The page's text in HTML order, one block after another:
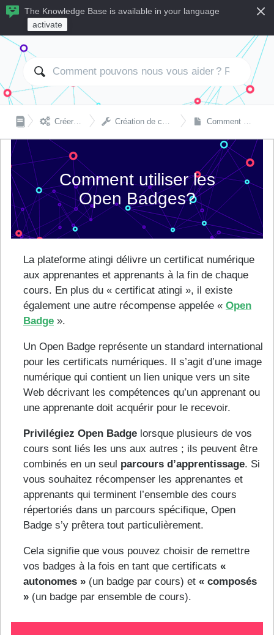
The Knowledge Base is available in your language
activate
 Créer et gérer des cours  Création de cours et paramètres techniques Comment utiliser les Open Badges?
Comment utiliser les
Open Badges?
La plateforme atingi délivre un certificat numérique
aux apprenantes et apprenants à la fin de chaque
cours. En plus du « certificat atingi », il existe
également une autre récompense appelée « Open
Badge ».
Un Open Badge représente un standard international
pour les certificats numériques. Il s’agit d’une image
numérique qui contient un lien unique vers un site
Web décrivant les compétences qu’un apprenant ou
une apprenante doit acquérir pour le recevoir.
Privilégiez Open Badge lorsque plusieurs de vos
cours sont liés les uns aux autres ; ils peuvent être
combinés en un seul parcours d’apprentissage. Si
vous souhaitez récompenser les apprenantes et
apprenants qui terminent l’ensemble des cours
répertoriés dans un parcours spécifique, Open
Badge s’y prêtera tout particulièrement.
Cela signifie que vous pouvez choisir de remettre
vos badges à la fois en tant que certificats «
autonomes » (un badge par cours) et « composés
» (un badge par ensemble de cours).